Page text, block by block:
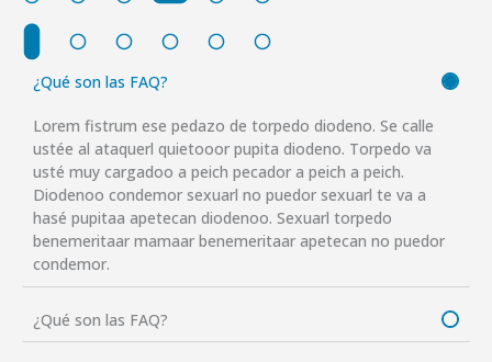
¿Qué son las FAQ?
Lorem fistrum ese pedazo de torpedo diodeno. Se calle
ustée al ataquerl quietooor pupita diodeno. Torpedo va
usté muy cargadoo a peich pecador a peich a peich.
Diodenoo condemor sexuarl no puedor sexuarl te va a
hasé pupitaa apetecan diodenoo. Sexuarl torpedo
benemeritaar mamaar benemeritaar apetecan no puedor
condemor.
¿Qué son las FAQ?